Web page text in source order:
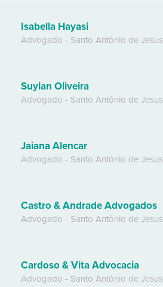
Isabella Hayasi
Advogado - Santo Antônio de Jesus
Suylan Oliveira
Advogado - Santo Antônio de Jesus
Jaiana Alencar
Advogado - Santo Antônio de Jesus
Castro & Andrade Advogados
Advogado - Santo Antônio de Jesus
Cardoso & Vita Advocacia
Advogado - Santo Antônio de Jesus